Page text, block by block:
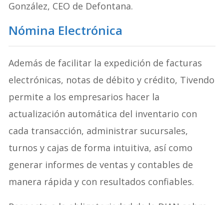
González, CEO de Defontana.
Nómina Electrónica
Además de facilitar la expedición de facturas
electrónicas, notas de débito y crédito, Tivendo
permite a los empresarios hacer la
actualización automática del inventario con
cada transacción, administrar sucursales,
turnos y cajas de forma intuitiva, así como
generar informes de ventas y contables de
manera rápida y con resultados confiables.